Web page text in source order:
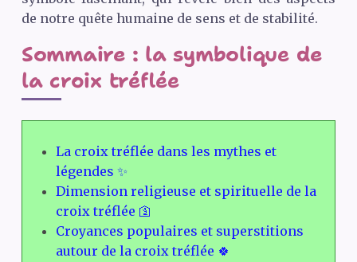
de notre quête humaine de sens et de stabilité.
Sommaire : la symbolique de
la croix tréflée
La croix tréflée dans les mythes et
légendes ✨
Dimension religieuse et spirituelle de la
croix tréflée 🛐
Croyances populaires et superstitions
autour de la croix tréflée 🍀